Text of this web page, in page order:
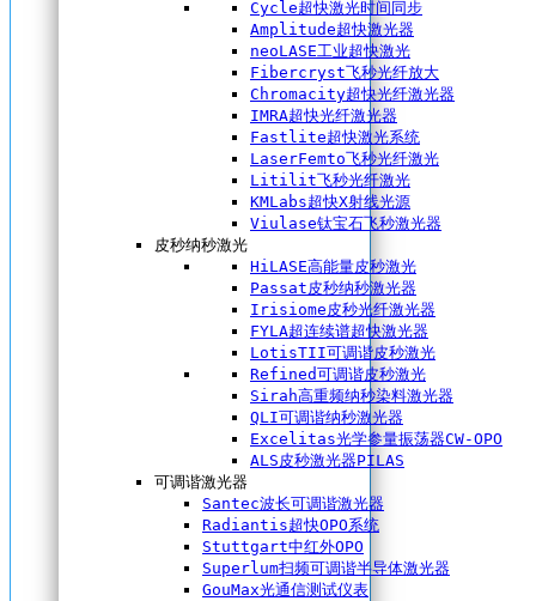
Cycle超快激光时间同步
Amplitude超快激光器
neoLASE工业超快激光
Fibercryst飞秒光纤放大
Chromacity超快光纤激光器
IMRA超快光纤激光器
Fastlite超快激光系统
LaserFemto飞秒光纤激光
Litilit飞秒光纤激光
KMLabs超快X射线光源
Viulase钛宝石飞秒激光器
皮秒纳秒激光
HiLASE高能量皮秒激光
Passat皮秒纳秒激光器
Irisiome皮秒光纤激光器
FYLA超连续谱超快激光器
LotisTII可调谐皮秒激光
Refined可调谐皮秒激光
Sirah高重频纳秒染料激光器
QLI可调谐纳秒激光器
Excelitas光学参量振荡器CW-OPO
ALS皮秒激光器PILAS
可调谐激光器
Santec波长可调谐激光器
Radiantis超快OPO系统
Stuttgart中红外OPO
Superlum扫频可调谐半导体激光器
GouMax光通信测试仪表